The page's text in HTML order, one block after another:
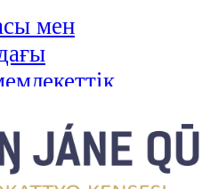
мен
туралы